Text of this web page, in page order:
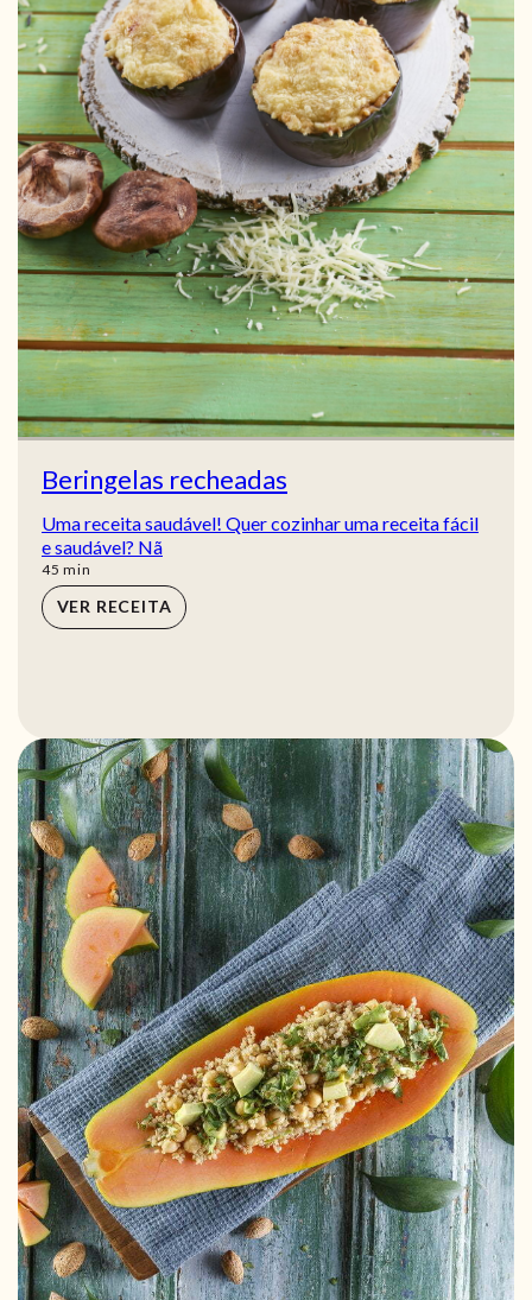
Beringelas recheadas
Uma receita saudável! Quer cozinhar uma receita fácil
e saudável? Nã
45 min
min
VER RECEITA